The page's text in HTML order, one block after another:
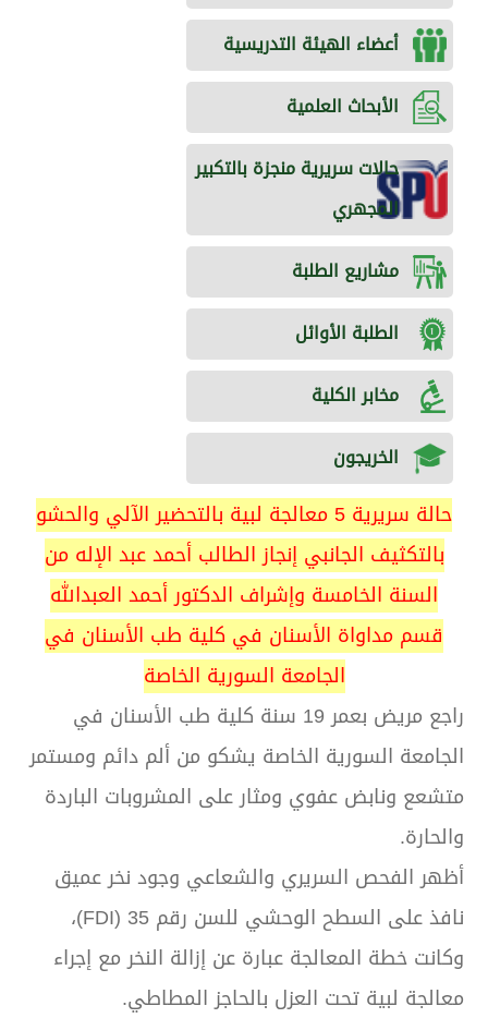
أعضاء الهيئة التدريسية
الأبحاث العلمية
حالات سريرية منجزة بالتكبير
المجهري
مشاريع الطلبة
الطلبة الأوائل
مخابر الكلية
الخريجون
حالة سريرية 5 معالجة لبية بالتحضير الآلي والحشو
بالتكثيف الجانبي إنجاز الطالب أحمد عبد الإله من
السنة الخامسة وإشراف الدكتور أحمد العبدالله
قسم مداواة الأسنان في كلية طب الأسنان في
الجامعة السورية الخاصة
راجع مريض بعمر 19 سنة كلية طب الأسنان في
الجامعة السورية الخاصة يشكو من ألم دائم ومستمر
متشعع ونابض عفوي ومثار على المشروبات الباردة
والحارة.
أظهر الفحص السريري والشعاعي وجود نخر عميق
نافذ على السطح الوحشي للسن رقم 35 (FDI)،
وكانت خطة المعالجة عبارة عن إزالة النخر مع إجراء
معالجة لبية تحت العزل بالحاجز المطاطي.